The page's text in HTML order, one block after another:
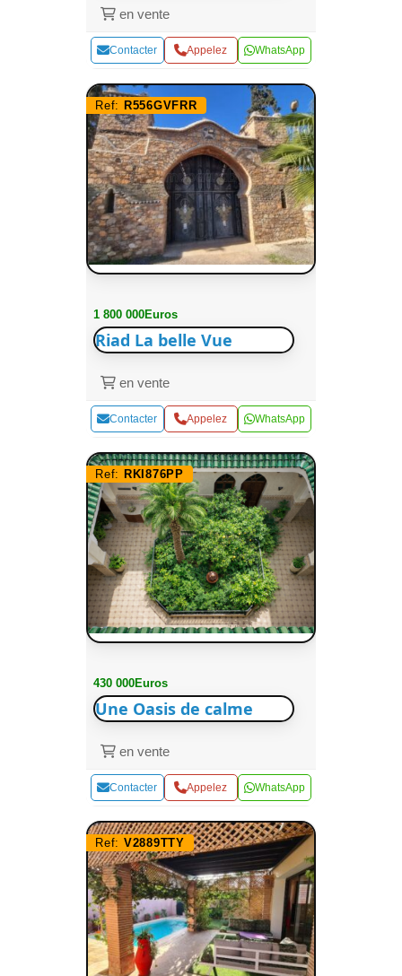
en vente
Contacter Appelez WhatsApp
Ref: R556GVFRR
1 800 000Euros
Riad La belle Vue
en vente
Contacter Appelez WhatsApp
Ref: RKI876PP
430 000Euros
Une Oasis de calme
en vente
Contacter Appelez WhatsApp
Ref: V2889TTY